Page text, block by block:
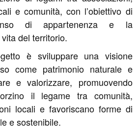
e comunità, con l’obiettivo di
di appartenenza e la
del territorio.
è sviluppare una visione
come patrimonio naturale e
e valorizzare, promuovendo
il legame tra comunità,
locali e favoriscano forme di
e sostenibile.